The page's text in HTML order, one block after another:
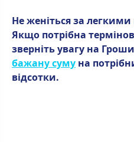
Не женіться за
Якщо потрібна
зверніть увагу на
бажану суму на
відсотки.